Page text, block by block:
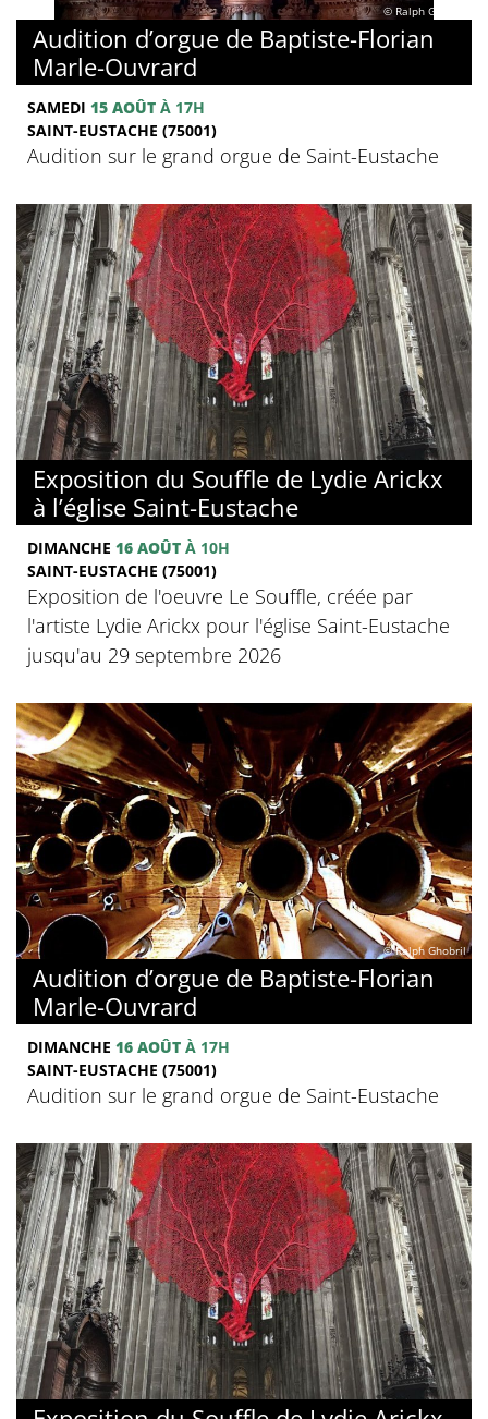
© Ralph Ghobril
Audition d’orgue de Baptiste-Florian
Marle-Ouvrard
SAMEDI 15 AOÛT À 17H
SAINT-EUSTACHE (75001)
Audition sur le grand orgue de Saint-Eustache
Exposition du Souffle de Lydie Arickx
à l’église Saint-Eustache
DIMANCHE 16 AOÛT À 10H
SAINT-EUSTACHE (75001)
Exposition de l'oeuvre Le Souffle, créée par
l'artiste Lydie Arickx pour l'église Saint-Eustache
jusqu'au 29 septembre 2026
© Ralph Ghobril
Audition d’orgue de Baptiste-Florian
Marle-Ouvrard
DIMANCHE 16 AOÛT À 17H
SAINT-EUSTACHE (75001)
Audition sur le grand orgue de Saint-Eustache